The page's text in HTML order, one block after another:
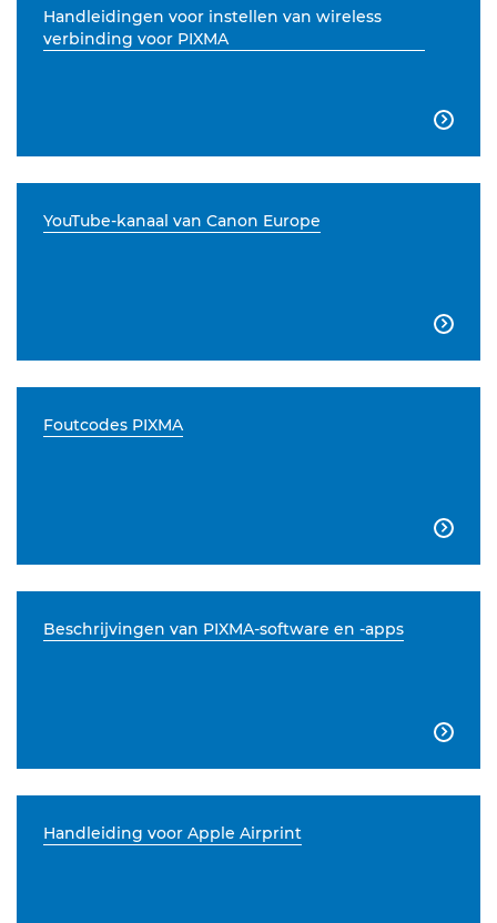
Handleidingen voor instellen van wireless
verbinding voor PIXMA

YouTube-kanaal van Canon Europe

Foutcodes PIXMA

Beschrijvingen van PIXMA-software en -apps

Handleiding voor Apple Airprint